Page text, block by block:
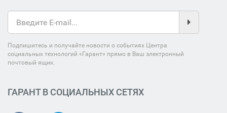
Подпишитесь и получайте новости о событиях Центра
социальных технологий «Гарант» прямо в Ваш электронный
почтовый ящик.
ГАРАНТ В СОЦИАЛЬНЫХ СЕТЯХ